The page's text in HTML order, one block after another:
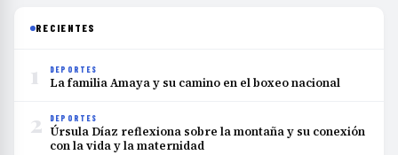
RECIENTES
1 DEPORTES
La familia Amaya y su camino en el boxeo nacional
2 DEPORTES
Úrsula Díaz reflexiona sobre la montaña y su conexión
con la vida y la maternidad